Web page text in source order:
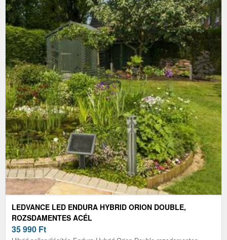
LEDVANCE LED ENDURA HYBRID ORION DOUBLE,
ROZSDAMENTES ACÉL
35 990 Ft